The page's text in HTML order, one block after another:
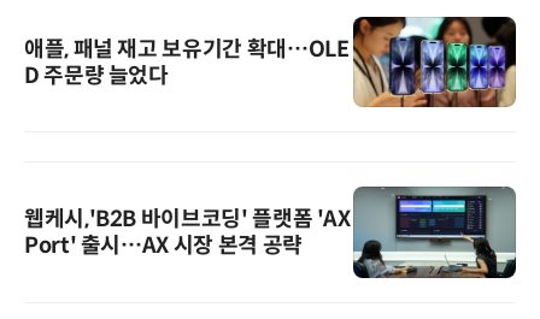
애플, 패널 재고 보유기간 확대…OLE
D 주문량 늘었다
웹케시,'B2B 바이브코딩' 플랫폼 'AX
Port' 출시…AX 시장 본격 공략